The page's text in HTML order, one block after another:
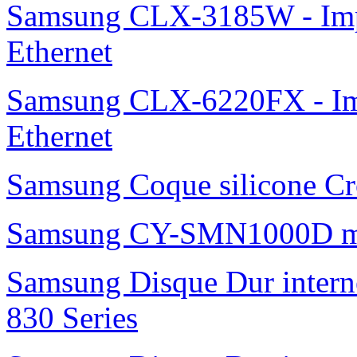
Samsung CLX-3185W -
Ethernet
Samsung CLX-6220FX -
Ethernet
Samsung Coque silicone
Samsung CY-SMN1000D
Samsung Disque Dur
830 Series